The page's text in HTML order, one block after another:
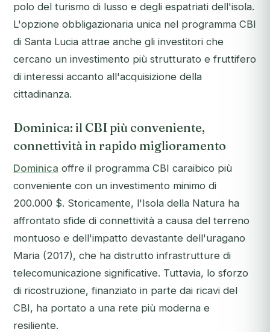
polo del turismo di lusso e degli espatriati dell'isola.
L'opzione obbligazionaria unica nel programma CBI
di Santa Lucia attrae anche gli investitori che
cercano un investimento più strutturato e fruttifero
di interessi accanto all'acquisizione della
cittadinanza.
Dominica: il CBI più conveniente,
connettività in rapido miglioramento
Dominica offre il programma CBI caraibico più
conveniente con un investimento minimo di
200.000 $. Storicamente, l'Isola della Natura ha
affrontato sfide di connettività a causa del terreno
montuoso e dell'impatto devastante dell'uragano
Maria (2017), che ha distrutto infrastrutture di
telecomunicazione significative. Tuttavia, lo sforzo
di ricostruzione, finanziato in parte dai ricavi del
CBI, ha portato a una rete più moderna e
resiliente.